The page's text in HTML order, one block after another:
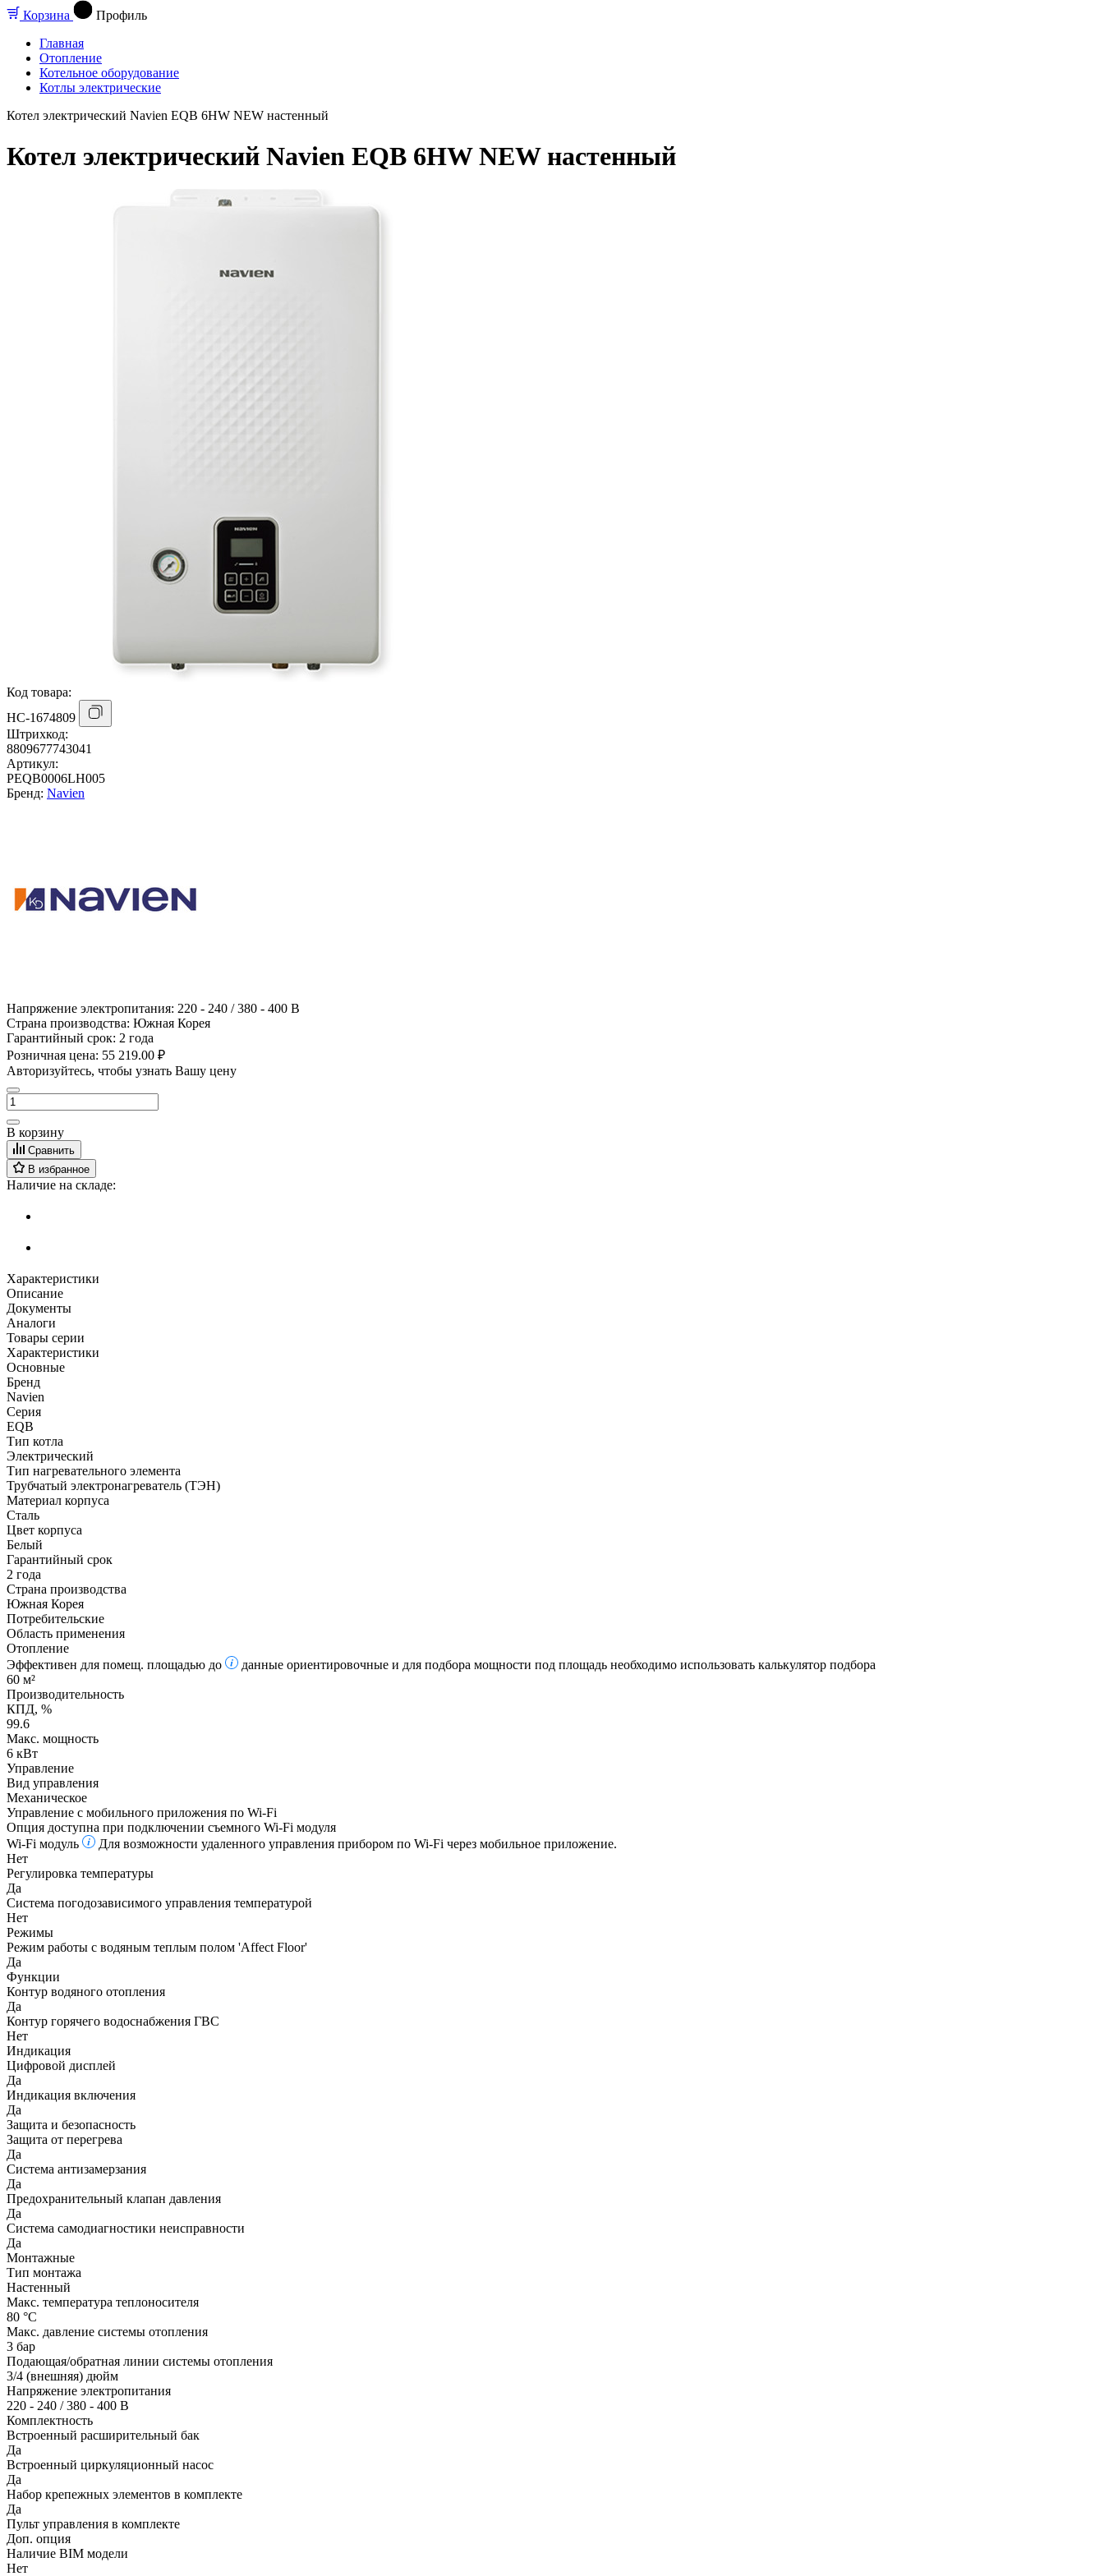
Корзина
Профиль
Главная
Отопление
Котельное оборудование
Котлы электрические
Котел электрический Navien EQB 6HW NEW настенный
Котел электрический Navien EQB 6HW NEW настенный
Код товара:
НС-1674809
Штрихкод:
8809677743041
Артикул:
PEQB0006LH005
Бренд: Navien
Напряжение электропитания: 220 - 240 / 380 - 400 В
Страна производства: Южная Корея
Гарантийный срок: 2 года
Розничная цена: 55 219.00 ₽
Авторизуйтесь, чтобы узнать Вашу цену
В корзину
Сравнить
В избранное
Наличие на складе:
Характеристики
Описание
Документы
Аналоги
Товары серии
Характеристики
Основные
Бренд
Navien
Серия
EQB
Тип котла
Электрический
Тип нагревательного элемента
Трубчатый электронагреватель (ТЭН)
Материал корпуса
Сталь
Цвет корпуса
Белый
Гарантийный срок
2 года
Страна производства
Южная Корея
Потребительские
Область применения
Отопление
Эффективен для помещ. площадью до
данные ориентировочные и для подбора мощности под площадь необходимо использовать калькулятор подбора
60 м²
Производительность
КПД, %
99.6
Макс. мощность
6 кВт
Управление
Вид управления
Механическое
Управление c мобильного приложения по Wi-Fi
Опция доступна при подключении съемного Wi-Fi модуля
Wi-Fi модуль
Для возможности удаленного управления прибором по Wi-Fi через мобильное приложение.
Нет
Регулировка температуры
Да
Система погодозависимого управления температурой
Нет
Режимы
Режим работы с водяным теплым полом 'Affect Floor'
Да
Функции
Контур водяного отопления
Да
Контур горячего водоснабжения ГВС
Нет
Индикация
Цифровой дисплей
Да
Индикация включения
Да
Защита и безопасность
Защита от перегрева
Да
Система антизамерзания
Да
Предохранительный клапан давления
Да
Система самодиагностики неисправности
Да
Монтажные
Тип монтажа
Настенный
Макс. температура теплоносителя
80 °С
Макс. давление системы отопления
3 бар
Подающая/обратная линии системы отопления
3/4 (внешняя) дюйм
Напряжение электропитания
220 - 240 / 380 - 400 В
Комплектность
Встроенный расширительный бак
Да
Встроенный циркуляционный насос
Да
Набор крепежных элементов в комплекте
Да
Пульт управления в комплекте
Доп. опция
Наличие BIM модели
Нет